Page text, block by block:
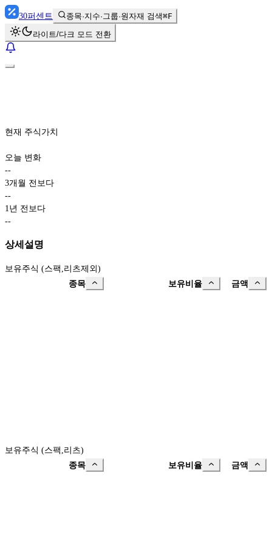
30퍼센트 종목·지수·그룹·원자재 검색⌘F
라이트/다크 모드 전환
현재 주식가치
오늘 변화
--
3개월 전보다
--
1년 전보다
--
상세설명
보유주식 (스팩,리츠제외)
종목
보유비율 금액
보유주식 (스팩,리츠)
종목
보유비율 금액